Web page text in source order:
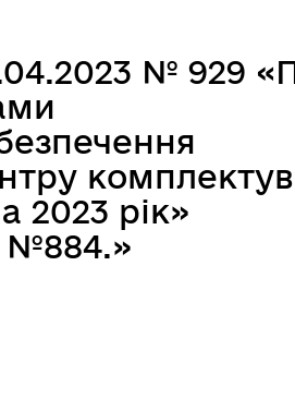
№ 929
2023 рік»
№884.»